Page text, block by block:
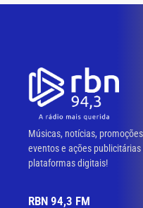
Músicas, notícias,
eventos e ações
plataformas digitais!
RBN 94,3 FM